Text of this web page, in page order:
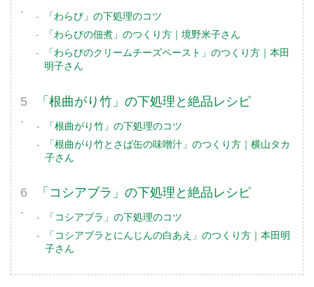
「わらび」の下処理のコツ
「わらびの佃煮」のつくり方｜境野米子さん
「わらびのクリームチーズペースト」のつくり方｜本田
明子さん
「根曲がり竹」の下処理と絶品レシピ
「根曲がり竹」の下処理のコツ
「根曲がり竹とさば缶の味噌汁」のつくり方｜横山タカ
子さん
「コシアブラ」の下処理と絶品レシピ
「コシアブラ」の下処理のコツ
「コシアブラとにんじんの白あえ」のつくり方｜本田明
子さん